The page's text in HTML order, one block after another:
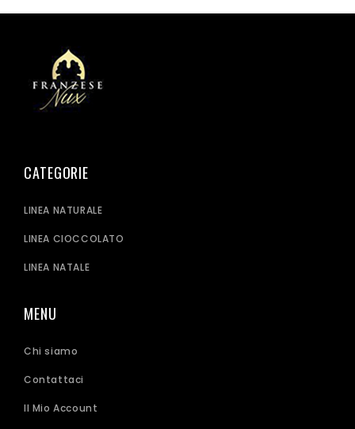
CATEGORIE
LINEA NATURALE
LINEA CIOCCOLATO
LINEA NATALE
MENU
Chi siamo
Contattaci
Il Mio Account